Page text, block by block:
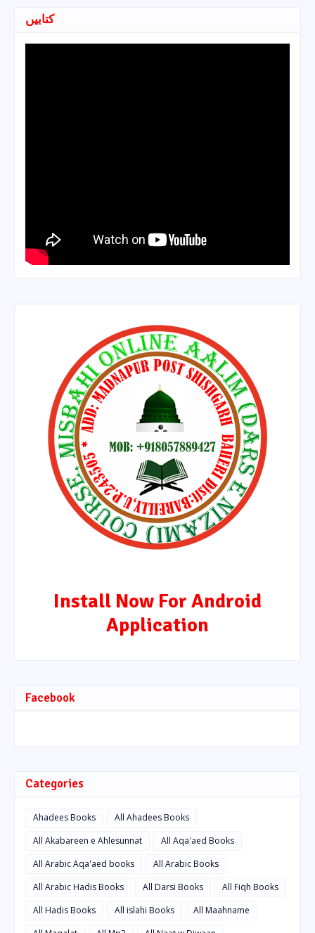
کتابیں
Install Now For Android
Application
Facebook
Categories
Ahadees Books
All Ahadees Books
All Akabareen e Ahlesunnat
All Aqa'aed Books
All Arabic Aqa'aed books
All Arabic Books
All Arabic Hadis Books
All Darsi Books
All Fiqh Books
All Hadis Books
All islahi Books
All Maahname